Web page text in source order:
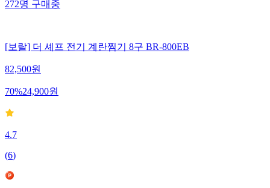
272명구매중
[보랄] 더 셰프 전기 계란찜기 8구 BR-800EB
82,500원
70%24,900원
4.7
(6)